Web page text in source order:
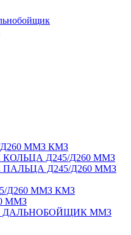
ММЗ КМЗ
Д245/Д260 ММЗ
Д245/Д260 ММЗ
Д260 ММЗ КМЗ
ММЗ
ММЗ